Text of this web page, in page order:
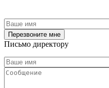
Письмо директору